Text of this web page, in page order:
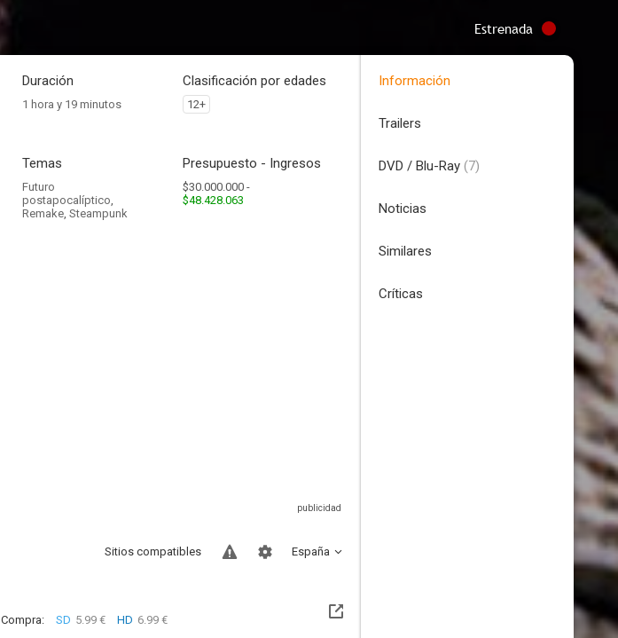
Estrenada
Duración
1 hora y 19 minutos
Clasificación por edades
12+
Temas
Futuro
postapocalíptico,
Remake, Steampunk
Presupuesto - Ingresos
$30.000.000 -
$48.428.063
España
Sitios compatibles
Compra: SD 5.99 € HD 6.99 €
Información
Trailers
DVD / Blu-Ray (7)
Noticias
Similares
Críticas